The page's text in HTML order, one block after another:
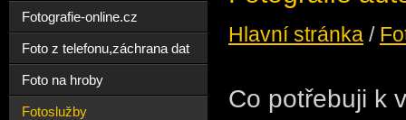
Hlavní stránka /
Co potřebuji k
Fotografie-online.cz
Foto z telefonu,záchrana dat
Foto na hroby
Fotoslužby